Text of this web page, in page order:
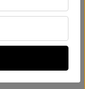
Si
camera che si